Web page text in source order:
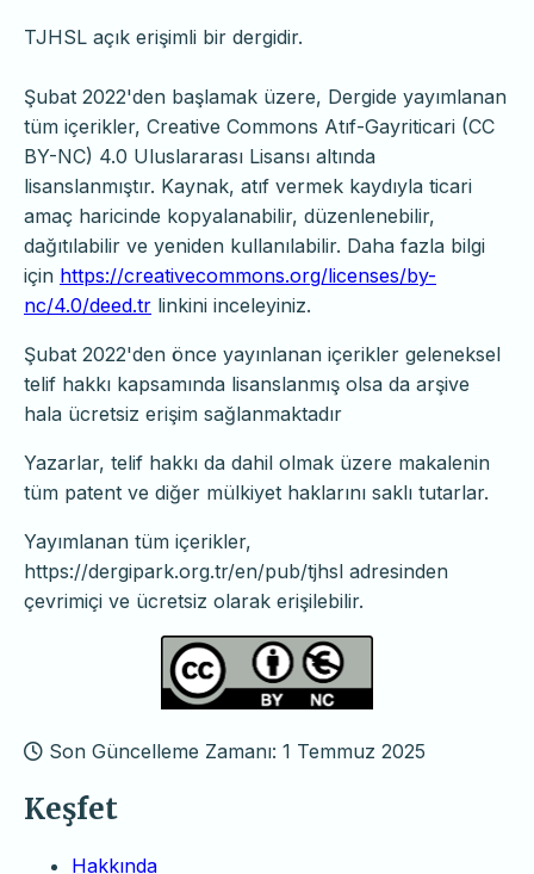
TJHSL açık erişimli bir dergidir.
Şubat 2022'den başlamak üzere, Dergide yayımlanan
tüm içerikler, Creative Commons Atıf-Gayriticari (CC
BY-NC) 4.0 Uluslararası Lisansı altında
lisanslanmıştır. Kaynak, atıf vermek kaydıyla ticari
amaç haricinde kopyalanabilir, düzenlenebilir,
dağıtılabilir ve yeniden kullanılabilir. Daha fazla bilgi
için https://creativecommons.org/licenses/by-
nc/4.0/deed.tr linkini inceleyiniz.
Şubat 2022'den önce yayınlanan içerikler geleneksel
telif hakkı kapsamında lisanslanmış olsa da arşive
hala ücretsiz erişim sağlanmaktadır
Yazarlar, telif hakkı da dahil olmak üzere makalenin
tüm patent ve diğer mülkiyet haklarını saklı tutarlar.
Yayımlanan tüm içerikler,
https://dergipark.org.tr/en/pub/tjhsl adresinden
çevrimiçi ve ücretsiz olarak erişilebilir.
Son Güncelleme Zamanı: 1 Temmuz 2025
Keşfet
Hakkında